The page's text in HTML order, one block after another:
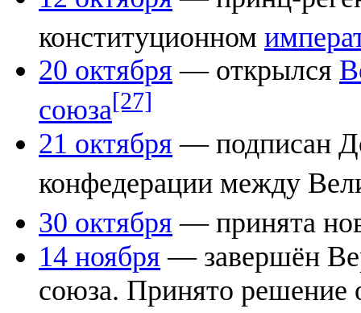
конституционном
20 октября — открылся
союза[27]
21 октября — подписан
конфедерации между
30 октября — принята
14 ноября — завершён
союза. Принято решение